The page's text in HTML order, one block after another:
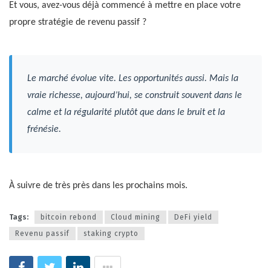
Et vous, avez-vous déjà commencé à mettre en place votre
propre stratégie de revenu passif ?
Le marché évolue vite. Les opportunités aussi. Mais la
vraie richesse, aujourd’hui, se construit souvent dans le
calme et la régularité plutôt que dans le bruit et la
frénésie.
À suivre de très près dans les prochains mois.
Tags: bitcoin rebond Cloud mining
DeFi yield
Revenu passif
staking crypto